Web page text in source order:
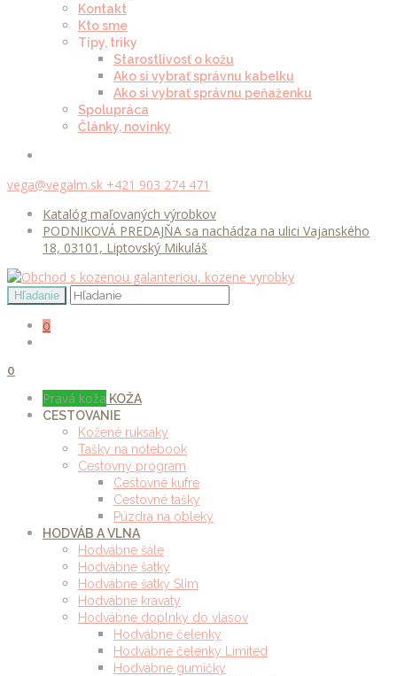
Kontakt
Kto sme
Tipy, triky
Starostlivosť o kožu
Ako si vybrať správnu kabelku
Ako si vybrať správnu peňaženku
Spolupráca
Články, novinky
vega@vegalm.sk +421 903 274 471
Katalóg maľovaných výrobkov
PODNIKOVÁ PREDAJŇA sa nachádza na ulici Vajanského
18, 03101, Liptovský Mikuláš
0
0
Pravá koža KOŽA
CESTOVANIE
Kožené ruksaky
Tašky na notebook
Cestovný program
Cestovné kufre
Cestovné tašky
Púzdra na obleky
HODVÁB A VLNA
Hodvábne šále
Hodvábne šatky
Hodvábne šatky Slim
Hodvábne kravaty
Hodvábne doplnky do vlasov
Hodvábne čelenky
Hodvábne čelenky Limited
Hodvábne gumičky